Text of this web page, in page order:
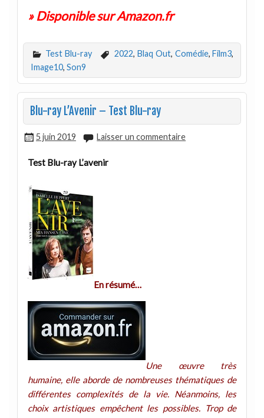
» Disponible sur Amazon.fr
Test Blu-ray 2022, Blaq Out, Comédie,Film3,
Image10, Son9
Blu-ray L’Avenir – Test Blu-ray
5 juin 2019 Laisser un commentaire
Test Blu-ray L’avenir
En résumé…
Une œuvre très
humaine, elle aborde de nombreuses thématiques de
différentes complexités de la vie. Néanmoins, les
choix artistiques empêchent les possibles. Trop de